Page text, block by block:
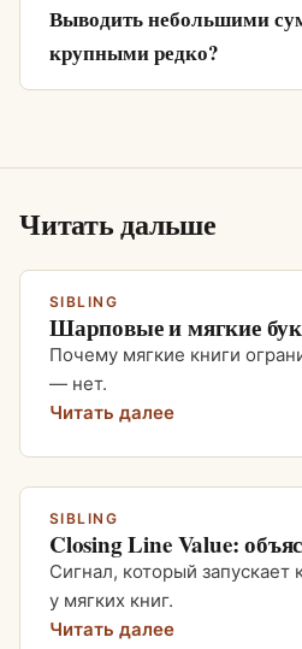
Выводить небольшими
крупными редко?
Читать дальше
SIBLING
Шарповые и мягкие
Почему мягкие книги
— нет.
Читать далее
SIBLING
Closing Line Value:
Сигнал, который
у мягких книг.
Читать далее